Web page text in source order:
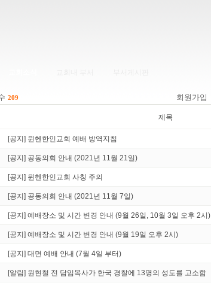
209 회원가입
제목
[공지] 뮌헨한인교회 예배 방역지침
[공지] 공동의회 안내 (2021년 11월 21일)
[공지] 뮌헨한인교회 사칭 주의
[공지] 공동의회 안내 (2021년 11월 7일)
[공지] 예배장소 및 시간 변경 안내 (9월 26일, 10월 3일 오후 2시)
[공지] 예배장소 및 시간 변경 안내 (9월 19일 오후 2시)
[공지] 대면 예배 안내 (7월 4일 부터)
[알림] 원현철 전 담임목사가 한국 경찰에 13명의 성도를 고소함